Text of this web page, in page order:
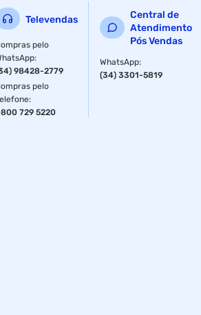
Televendas
pelo
:
98428-2779
pelo
:
729 5220
Central de
Atendimento
Pós Vendas
WhatsApp:
(34) 3301-5819